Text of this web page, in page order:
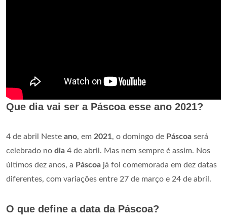
Que dia vai ser a Páscoa esse ano 2021?
4 de abril Neste ano, em 2021, o domingo de Páscoa será
celebrado no dia 4 de abril. Mas nem sempre é assim. Nos
últimos dez anos, a Páscoa já foi comemorada em dez datas
diferentes, com variações entre 27 de março e 24 de abril.
O que define a data da Páscoa?